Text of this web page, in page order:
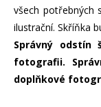
všech potřebných
ilustrační. Skříňka
Správný odstín
fotografii.
doplňkové